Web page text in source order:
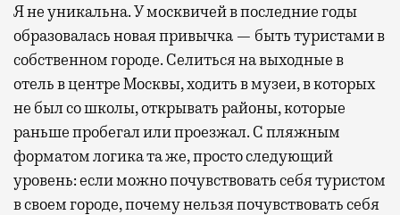
Я не уникальна. У москвичей в последние годы
образовалась новая привычка — быть туристами в
собственном городе. Селиться на выходные в
отель в центре Москвы, ходить в музеи, в которых
не был со школы, открывать районы, которые
раньше пробегал или проезжал. С пляжным
форматом логика та же, просто следующий
уровень: если можно почувствовать себя туристом
в своем городе, почему нельзя почувствовать себя